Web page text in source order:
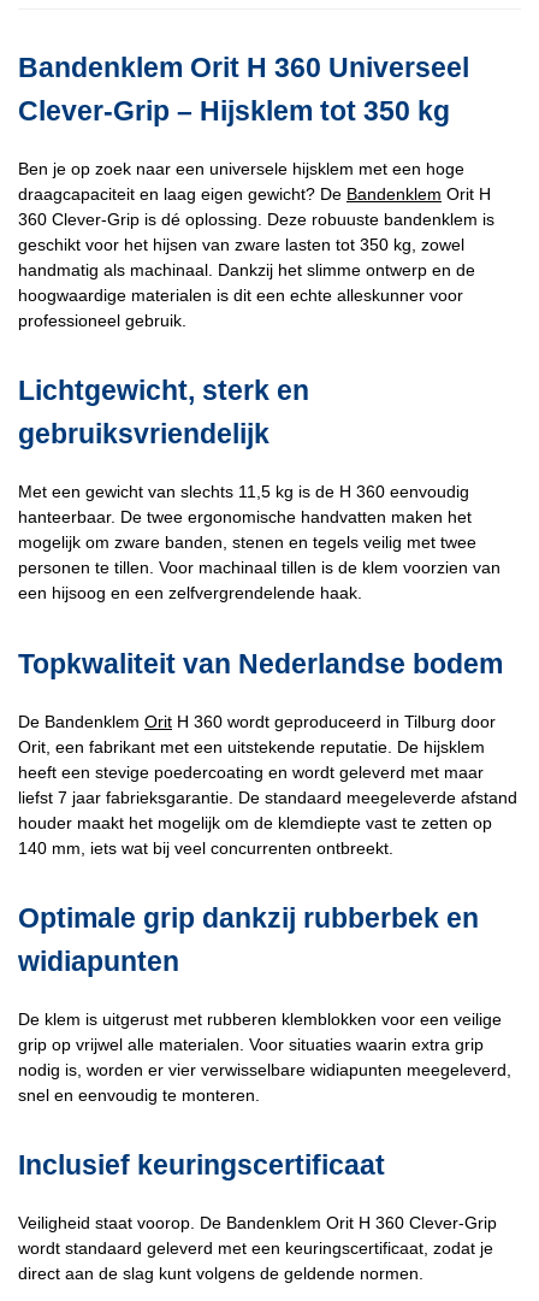
Bandenklem Orit H 360 Universeel
Clever-Grip – Hijsklem tot 350 kg
Ben je op zoek naar een universele hijsklem met een hoge
draagcapaciteit en laag eigen gewicht? De Bandenklem Orit H
360 Clever-Grip is dé oplossing. Deze robuuste bandenklem is
geschikt voor het hijsen van zware lasten tot 350 kg, zowel
handmatig als machinaal. Dankzij het slimme ontwerp en de
hoogwaardige materialen is dit een echte alleskunner voor
professioneel gebruik.
Lichtgewicht, sterk en
gebruiksvriendelijk
Met een gewicht van slechts 11,5 kg is de H 360 eenvoudig
hanteerbaar. De twee ergonomische handvatten maken het
mogelijk om zware banden, stenen en tegels veilig met twee
personen te tillen. Voor machinaal tillen is de klem voorzien van
een hijsoog en een zelfvergrendelende haak.
Topkwaliteit van Nederlandse bodem
De Bandenklem Orit H 360 wordt geproduceerd in Tilburg door
Orit, een fabrikant met een uitstekende reputatie. De hijsklem
heeft een stevige poedercoating en wordt geleverd met maar
liefst 7 jaar fabrieksgarantie. De standaard meegeleverde afstand
houder maakt het mogelijk om de klemdiepte vast te zetten op
140 mm, iets wat bij veel concurrenten ontbreekt.
Optimale grip dankzij rubberbek en
widiapunten
De klem is uitgerust met rubberen klemblokken voor een veilige
grip op vrijwel alle materialen. Voor situaties waarin extra grip
nodig is, worden er vier verwisselbare widiapunten meegeleverd,
snel en eenvoudig te monteren.
Inclusief keuringscertificaat
Veiligheid staat voorop. De Bandenklem Orit H 360 Clever-Grip
wordt standaard geleverd met een keuringscertificaat, zodat je
direct aan de slag kunt volgens de geldende normen.